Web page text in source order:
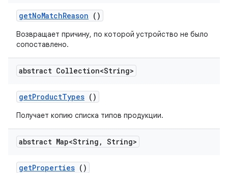
getNoMatchReason ()
Возвращает причину, по которой устройство не было
сопоставлено.
abstract Collection<String>
getProductTypes ()
Получает копию списка типов продукции.
abstract Map<String , String>
getProperties ()